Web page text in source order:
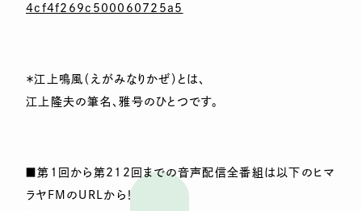
4cf4f269c500060725a5
＊江上鳴風（えがみなりかぜ）とは、
江上隆夫の筆名、雅号のひとつです。
■第1回から第212回までの音声配信全番組は以下のヒマ
ラヤF MのURLから！